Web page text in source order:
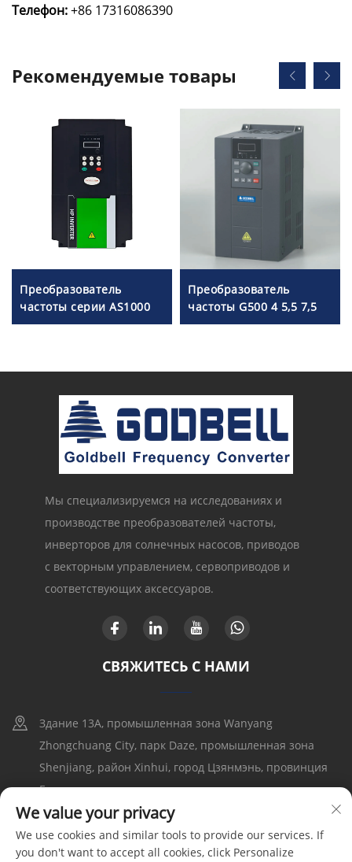
Телефон:+86 17316086390
Рекомендуемые товары
Преобразователь
частоты серии AS1000
Преобразователь
частоты G500 4 5,5 7,5
кВт
Мы специализируемся на исследованиях и
производстве преобразователей частоты,
инверторов для солнечных насосов, приводов
с векторным управлением, сервоприводов и
соответствующих аксессуаров.
СВЯЖИТЕСЬ С НАМИ
Здание 13A, промышленная зона Wanyang
Zhongchuang City, парк Daze, промышленная зона
Shenjiang, район Xinhui, город Цзянмэнь, провинция
Гуандун
+86-17316086390
[email protected]
We value your privacy
We use cookies and similar tools to provide our services. If
you don't want to accept all cookies, click Personalize